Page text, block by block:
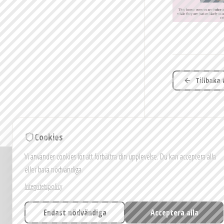
Tillbaka
Obs: Bilder och
Cookies
Vi använder cookies för att förbättra din upplevelse. Du kan acceptera alla
eller bara nödvändiga.
Integritetspolicy
Endast nödvändiga Acceptera alla